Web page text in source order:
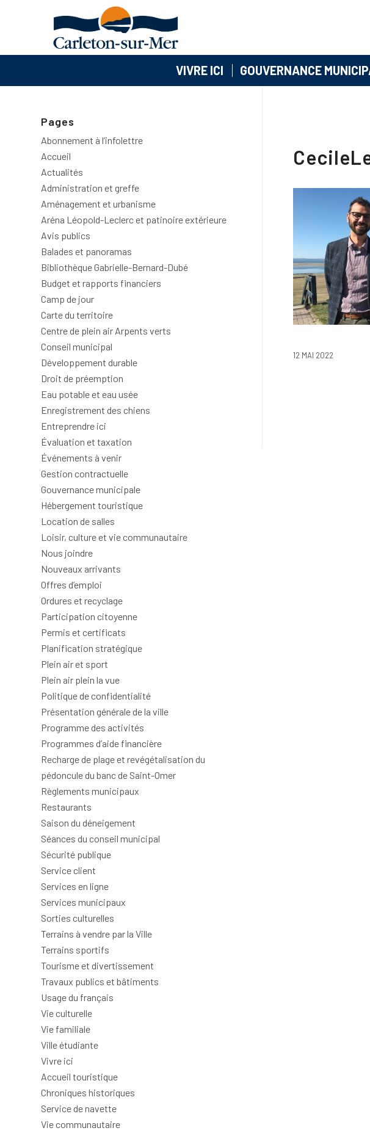
VIVRE ICI GOUVERNANCE
12 MAI 2022
Pages
Abonnement à l’infolettre
Accueil
Actualités
Administration et greffe
Aménagement et urbanisme
Aréna Léopold-Leclerc et patinoire extérieure
Avis publics
Balades et panoramas
Bibliothèque Gabrielle-Bernard-Dubé
Budget et rapports financiers
Camp de jour
Carte du territoire
Centre de plein air Arpents verts
Conseil municipal
Développement durable
Droit de préemption
Eau potable et eau usée
Enregistrement des chiens
Entreprendre ici
Évaluation et taxation
Événements à venir
Gestion contractuelle
Gouvernance municipale
Hébergement touristique
Location de salles
Loisir, culture et vie communautaire
Nous joindre
Nouveaux arrivants
Offres d’emploi
Ordures et recyclage
Participation citoyenne
Permis et certificats
Planification stratégique
Plein air et sport
Plein air plein la vue
Politique de confidentialité
Présentation générale de la ville
Programme des activités
Programmes d’aide financière
Recharge de plage et revégétalisation du
pédoncule du banc de Saint-Omer
Règlements municipaux
Restaurants
Saison du déneigement
Séances du conseil municipal
Sécurité publique
Service client
Services en ligne
Services municipaux
Sorties culturelles
Terrains à vendre par la Ville
Terrains sportifs
Tourisme et divertissement
Travaux publics et bâtiments
Usage du français
Vie culturelle
Vie familiale
Ville étudiante
Vivre ici
Accueil touristique
Chroniques historiques
Service de navette
Vie communautaire